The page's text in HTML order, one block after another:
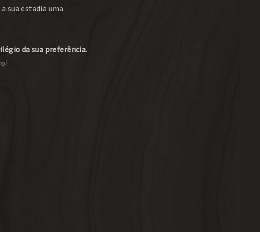
sua estadia uma
da sua preferência.